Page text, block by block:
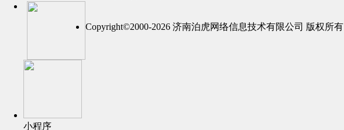
Copyright©2000-2026 济南泊虎网络信息技术有限公司 版权所有
小程序